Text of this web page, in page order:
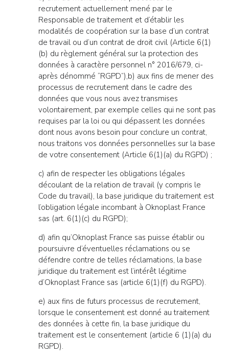
recrutement actuellement mené par le
Responsable de traitement et d’établir les
modalités de coopération sur la base d’un contrat
de travail ou d’un contrat de droit civil (Article 6(1)
(b) du règlement général sur la protection des
données à caractère personnel n° 2016/679, ci-
après dénommé “RGPD”),b) aux fins de mener des
processus de recrutement dans le cadre des
données que vous nous avez transmises
volontairement, par exemple celles qui ne sont pas
requises par la loi ou qui dépassent les données
dont nous avons besoin pour conclure un contrat,
nous traitons vos données personnelles sur la base
de votre consentement (Article 6(1)(a) du RGPD) ;
c) afin de respecter les obligations légales
découlant de la relation de travail (y compris le
Code du travail), la base juridique du traitement est
l’obligation légale incombant à Oknoplast France
sas (art. 6(1)(c) du RGPD);
d) afin qu’Oknoplast France sas puisse établir ou
poursuivre d’éventuelles réclamations ou se
défendre contre de telles réclamations, la base
juridique du traitement est l’intérêt légitime
d’Oknoplast France sas (article 6(1)(f) du RGPD).
e) aux fins de futurs processus de recrutement,
lorsque le consentement est donné au traitement
des données à cette fin, la base juridique du
traitement est le consentement (article 6 (1)(a) du
RGPD).